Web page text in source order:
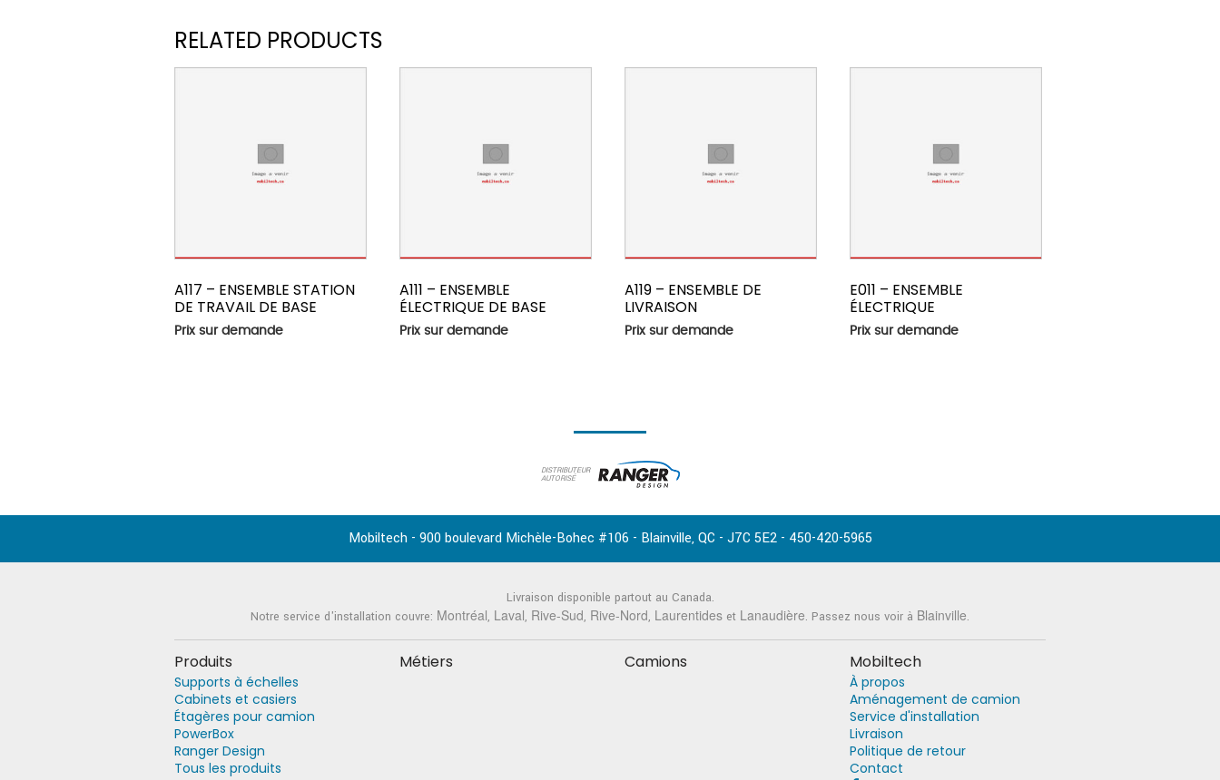
RELATED PRODUCTS
A117 – ENSEMBLE STATION
DE TRAVAIL DE BASE
Prix sur demande
A111 – ENSEMBLE
ÉLECTRIQUE DE BASE
Prix sur demande
A119 – ENSEMBLE DE
LIVRAISON
Prix sur demande
E011 – ENSEMBLE
ÉLECTRIQUE
Prix sur demande
DISTRIBUTEUR
AUTORISÉ
Mobiltech - 900 boulevard Michèle-Bohec #106 - Blainville,QC - J7C 5E2- 450-420-5965
Livraison disponible partout au Canada.
Notre service d'installation couvre: Montréal, Laval, Rive-Sud, Rive-Nord, Laurentides et Lanaudière. Passez nous voir à Blainville.
Produits
Supports à échelles
Cabinets et casiers
Étagères pour camion
PowerBox
Ranger Design
Tous les produits
Métiers Camions Mobiltech
À propos
Aménagement de camion
Service d'installation
Livraison
Politique de retour
Contact